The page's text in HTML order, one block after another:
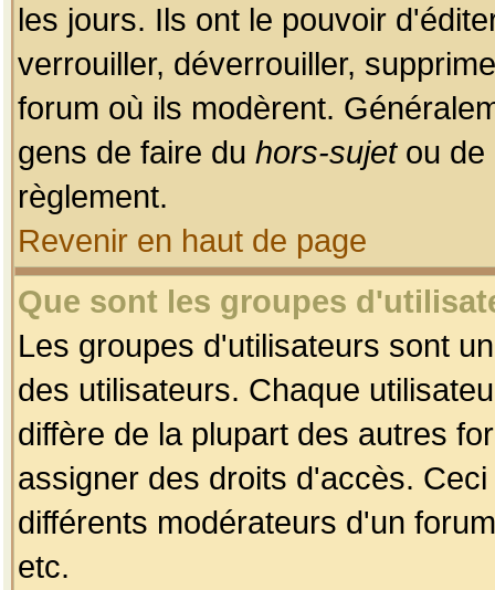
les jours. Ils ont le pouvoir
verrouiller, déverrouiller,
forum où ils modèrent.
gens de faire du hors-sujetou de
règlement.
Revenir en haut de page
Que sont les groupes
Les groupes d'utilisateurs sont
des utilisateurs. Chaque
diffère de la plupart des autres
assigner des droits d'accès.
différents modérateurs d'un
etc.